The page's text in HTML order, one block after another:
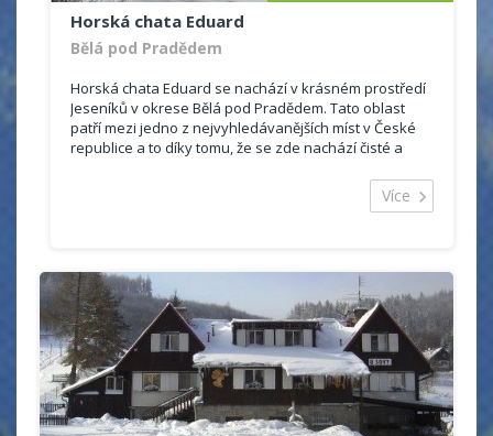
Horská chata Eduard
Bělá pod Pradědem
Horská chata Eduard se nachází v krásném prostředí
Jeseníků v okrese Bělá pod Pradědem. Tato oblast
patří mezi jedno z nejvyhledávanějších míst v České
republice a to díky tomu, že se zde nachází čisté a
Ubytování je vhodné jak pro romantickou dovolenou
ve dvou, tak pro rodinnou dovolenou. Na své si
města.
Chata Eduard nabízí levné ubytování s moderním
zařízením.
Celková kapacita objektu je 48 lůžek, ubytovat se
můžete ve 2 - 6 ti lůžkových pokojích.
Některé pokoje mají vlastní sociální zařízení se
sprchovým koutem, toaletou a umyvadlem. Další
pokoje mají společně sociální zařízení na chodbě.
Více